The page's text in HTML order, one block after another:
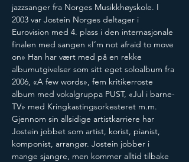
jazzsanger fra Norges Musikkhøyskole. I
2003 var Jostein Norges deltager i
Eurovision med 4. plass i den internasjonale
finalen med sangen «I’m not afraid to move
on» Han har vært med på en rekke
albumutgivelser som sitt eget soloalbum fra
2006, «A few words», fem kritikerroste
album med vokalgruppa PUST, «Jul i barne-
TV» med Kringkastingsorkesteret m.m.
Gjennom sin allsidige artistkarriere har
Jostein jobbet som artist, korist, pianist,
komponist, arrangør. Jostein jobber i
mange sjangre, men kommer alltid tilbake